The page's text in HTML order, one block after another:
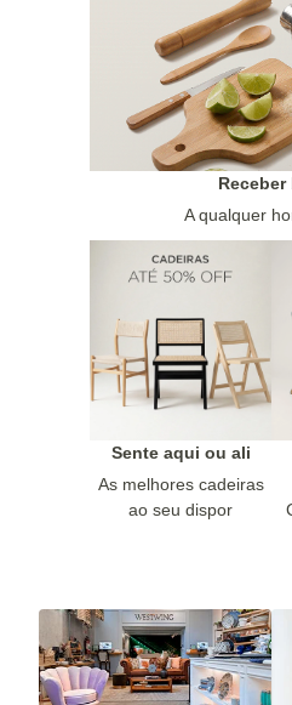
Receber
A qualquer
Sente aqui ou ali
As melhores cadeiras
ao seu dispor